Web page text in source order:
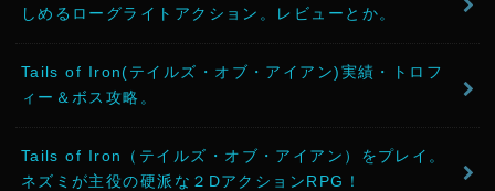
しめるローグライトアクション。レビューとか。
Tails of Iron(テイルズ・オブ・アイアン)実績・トロフ
ィー＆ボス攻略。
Tails of Iron（テイルズ・オブ・アイアン）をプレイ。
ネズミが主役の硬派な２DアクションRPG！